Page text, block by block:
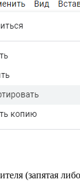
(запятая